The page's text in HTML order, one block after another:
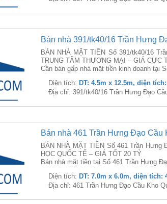
Bán nhà 391/tk40/16 Trần Hưng
BÁN NHÀ MẶT TIỀN Số 391/tk40/16
TRUNG TÂM THƯƠNG MẠI – GIÁ CỰC
Cần bán gấp nhà mặt tiền kinh doanh tại
Diện tích: DT: 4.5m x 12.5m, diện
Địa chỉ: 391/tk40/16 Trần Hưng Đạo
Bán nhà 461 Trần Hưng Đạo Cầu
BÁN NHÀ MẶT TIỀN Số 461 Trần
HỌC QUỐC TẾ – GIÁ TỐT 20 TỶ
Bán nhà mặt tiền tại Số 461 Trần Hưng
Diện tích: DT: 7.0m x 6.0m, diện tích:
Địa chỉ: 461 Trần Hưng Đạo Cầu Kho